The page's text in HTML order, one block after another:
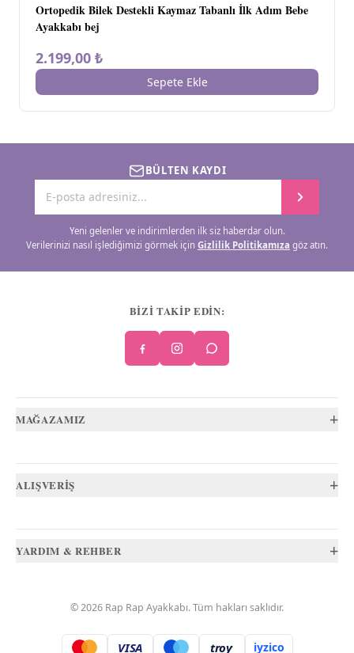
Ortopedik Bilek Destekli Kaymaz Tabanlı İlk Adım Bebe
Ayakkabı bej
2.199,00 ₺
Sepete Ekle
BÜLTEN KAYDI
Yeni gelenler ve indirimlerden ilk siz haberdar olun.
Verilerinizi nasıl işlediğimizi görmek için Gizlilik Politikamıza göz atın.
BİZİ TAKİP EDİN:
MAĞAZAMIZ +
ALIŞVERİŞ +
YARDIM & REHBER +
©2026 Rap Rap Ayakkabı. Tüm hakları saklıdır.
VISA troy. iyzico